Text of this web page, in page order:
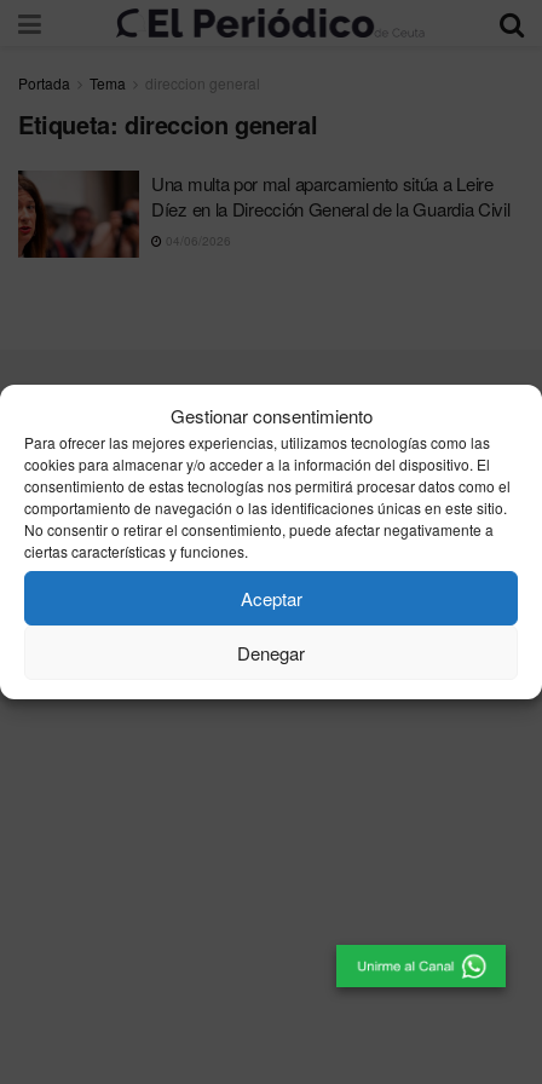
Gestionar consentimiento
Para ofrecer las mejores experiencias, utilizamos tecnologías como las
cookies para almacenar y/o acceder a la información del dispositivo. El
consentimiento de estas tecnologías nos permitirá procesar datos como el
comportamiento de navegación o las identificaciones únicas en este sitio.
No consentir o retirar el consentimiento, puede afectar negativamente a
ciertas características y funciones.
Aceptar
Denegar
Portada Tema direccion general
Etiqueta: direccion general
Una multa por mal aparcamiento sitúa a Leire
Díez en la Dirección General de la Guardia Civil
04/06/2026
Publicidad Aviso Legal
Política de privacidad
Política de cookies
Unpu Group Solutions SL
El Periódico de Ceuta - Medio de Comunicación